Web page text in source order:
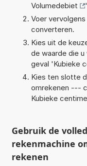
Volumedebiet
Voer
converteren.
Kies uit de
de waarde die
geval 'Kubieke
Kies ten slotte
omrekenen ---
Kubieke
Gebruik de
rekenmachine
rekenen